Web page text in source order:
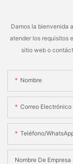
Damos la bienvenida
atender los requisitos
sitio web o
Nombre
Correo Electrónico
Teléfono/
Nombre De Empresa